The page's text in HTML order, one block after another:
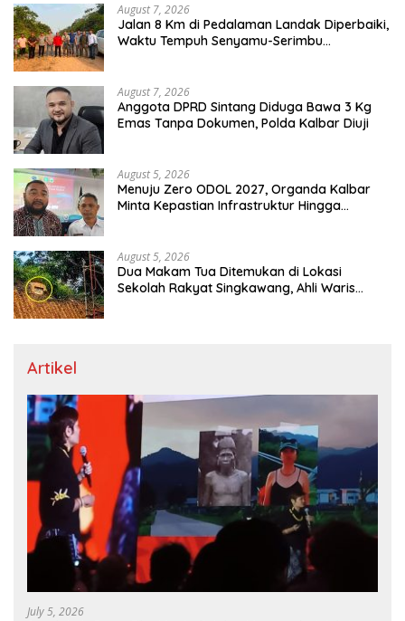
August 7, 2026
Jalan 8 Km di Pedalaman Landak Diperbaiki,
Waktu Tempuh Senyamu-Serimbu
August 7, 2026
Anggota DPRD Sintang Diduga Bawa 3 Kg
Emas Tanpa Dokumen, Polda Kalbar Diuji
August 5, 2026
Menuju Zero ODOL 2027, Organda Kalbar
Minta Kepastian Infrastruktur Hingga
August 5, 2026
Dua Makam Tua Ditemukan di Lokasi
Sekolah Rakyat Singkawang, Ahli Waris
Artikel
July 5, 2026